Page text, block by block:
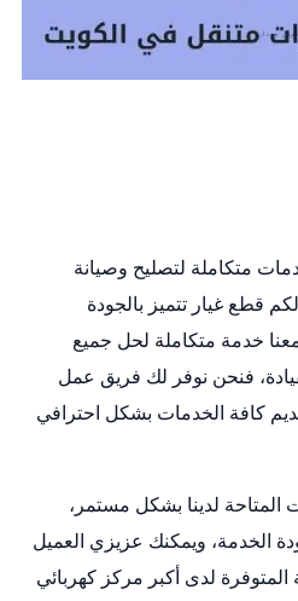
متكاملة لتصليح وصيانة
قطع غيار تتميز بالجودة
خدمة متكاملة لحل جميع
فنحن نوفر لك فريق عمل
كافة الخدمات بشكل احترافي
لدينا بشكل مستمر،
الخدمة، ويمكنك عزيزي العميل
لدى أكبر مركز كهربائي